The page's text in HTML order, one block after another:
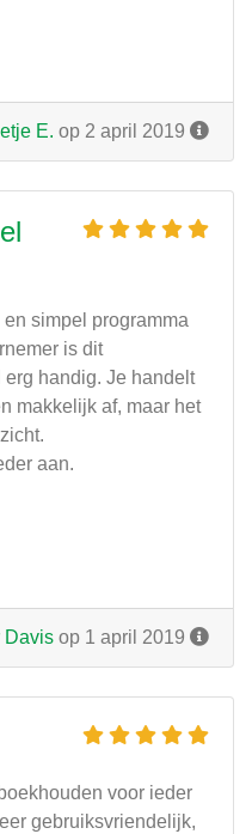
E. op 2 april 2019
simpel programma
is dit
handig. Je handelt
makkelijk af, maar het
aan.
Davis op 1 april 2019
voor ieder
gebruiksvriendelijk,